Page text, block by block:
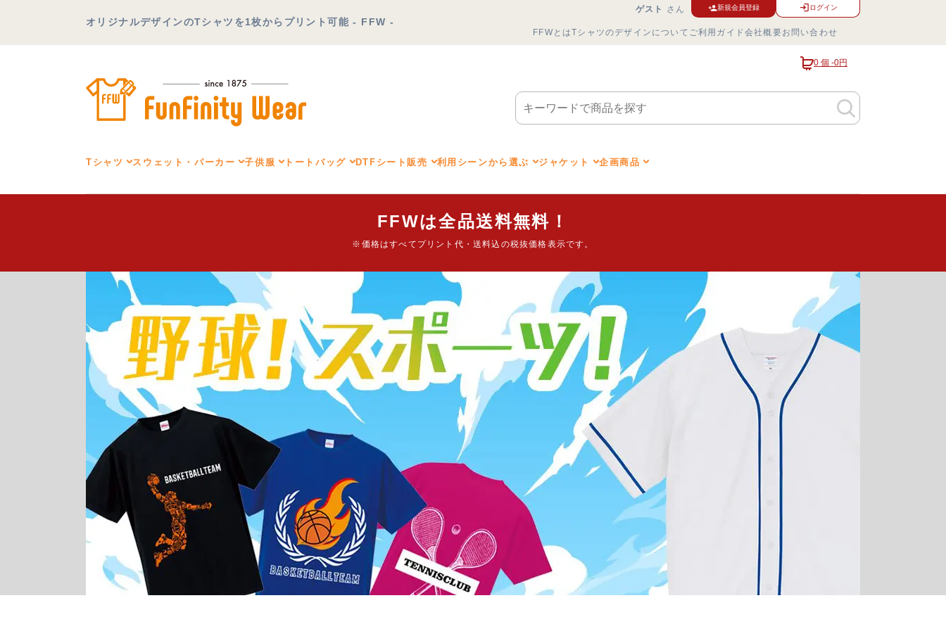
オリジナルデザインのTシャツを1枚からプリント可能 - FFW -
FFWとはTシャツのデザインについて ご利用ガイド会社概要お問い合わせ
ゲスト さん 新規会員登録 ログイン
0 個 -0円
Tシャツ スウェット・パーカー 子供服 トートバッグ DTFシート販売 利用シーンから選ぶ ジャケット 企画商品
FFWは全品送料無料！
※価格はすべてプリント代・送料込の税抜価格表示です。